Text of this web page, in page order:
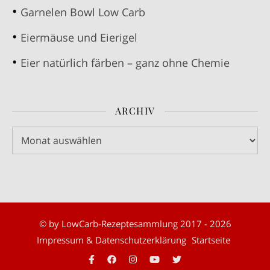
Garnelen Bowl Low Carb
Eiermäuse und Eierigel
Eier natürlich färben – ganz ohne Chemie
ARCHIV
© by LowCarb-Rezeptesammlung 2017 - 2026
Impressum & Datenschutzerklärung Startseite